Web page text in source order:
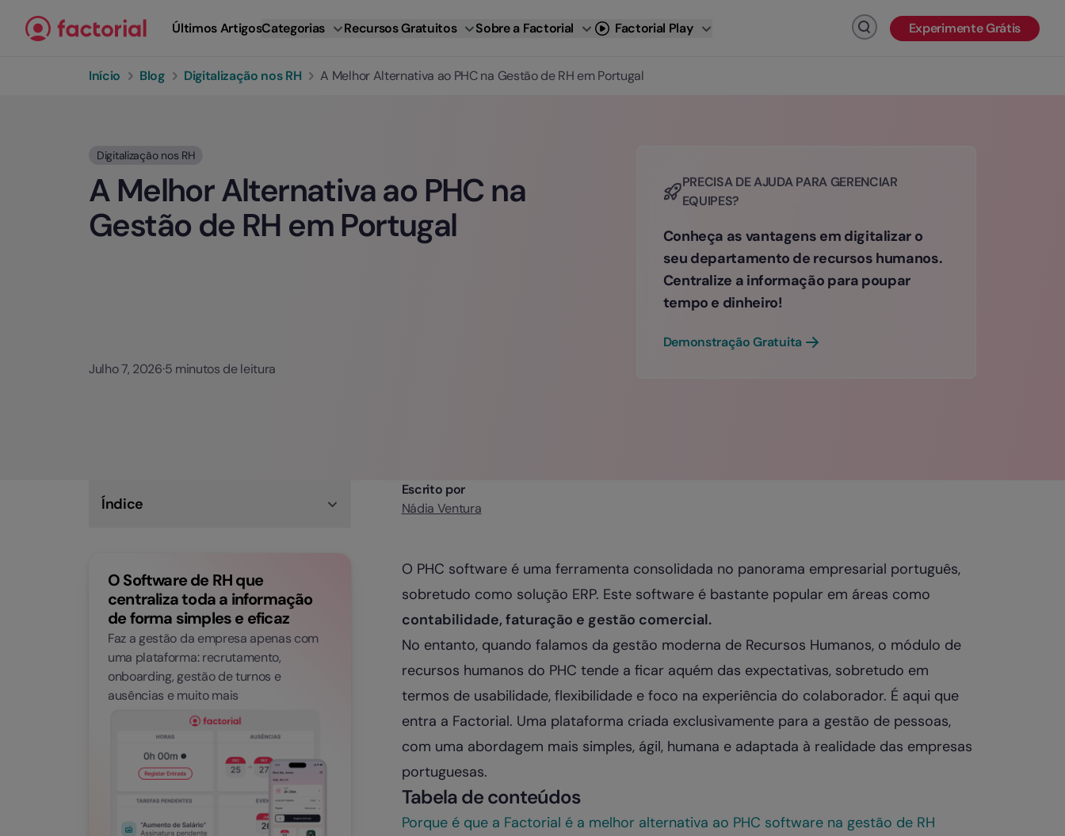
Últimos ArtigosCategorias Recursos Gratuitos Sobre a Factorial Factorial Play Clique para pesquisar
Experimente Grátis
Início Blog Digitalização nos RH A Melhor Alternativa ao PHC na Gestão de RH em Portugal
Digitalização nos RH
A Melhor Alternativa ao PHC na
Gestão de RH em Portugal
Julho 7, 2026·5 minutos de leitura
PRECISA DE AJUDA PARA GERENCIAR
EQUIPES?
Conheça as vantagens em digitalizar o
seu departamento de recursos humanos.
Centralize a informação para poupar
tempo e dinheiro!
Demonstração Gratuita
Índice
O Software de RH que
centraliza toda a informação
de forma simples e eficaz
Faz a gestão da empresa apenas com
uma plataforma: recrutamento,
onboarding, gestão de turnos e
ausências e muito mais
Escrito por
Nádia Ventura
O PHC software é uma ferramenta consolidada no panorama empresarial português,
sobretudo como solução ERP. Este software é bastante popular em áreas como
contabilidade, faturação e gestão comercial.
No entanto, quando falamos da gestão moderna de Recursos Humanos, o módulo de
recursos humanos do PHC tende a ficar aquém das expectativas, sobretudo em
termos de usabilidade, flexibilidade e foco na experiência do colaborador. É aqui que
entra a Factorial. Uma plataforma criada exclusivamente para a gestão de pessoas,
com uma abordagem mais simples, ágil, humana e adaptada à realidade das empresas
portuguesas.
Tabela de conteúdos
Porque é que a Factorial é a melhor alternativa ao PHC software na gestão de RH